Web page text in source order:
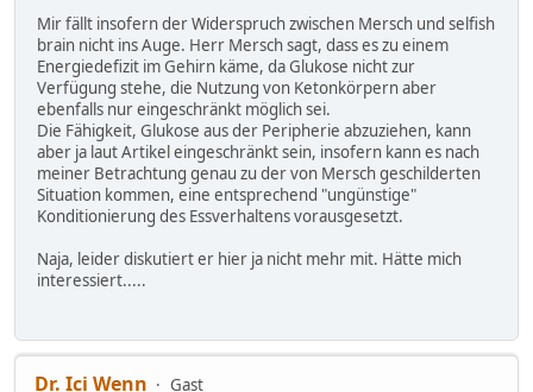
Mir fällt insofern der Widerspruch zwischen Mersch und selfish
brain nicht ins Auge. Herr Mersch sagt, dass es zu einem
Energiedefizit im Gehirn käme, da Glukose nicht zur
Verfügung stehe, die Nutzung von Ketonkörpern aber
ebenfalls nur eingeschränkt möglich sei.
Die Fähigkeit, Glukose aus der Peripherie abzuziehen, kann
aber ja laut Artikel eingeschränkt sein, insofern kann es nach
meiner Betrachtung genau zu der von Mersch geschilderten
Situation kommen, eine entsprechend "ungünstige"
Konditionierung des Essverhaltens vorausgesetzt.
Naja, leider diskutiert er hier ja nicht mehr mit. Hätte mich
interessiert.....
Dr. Ici Wenn
Gast